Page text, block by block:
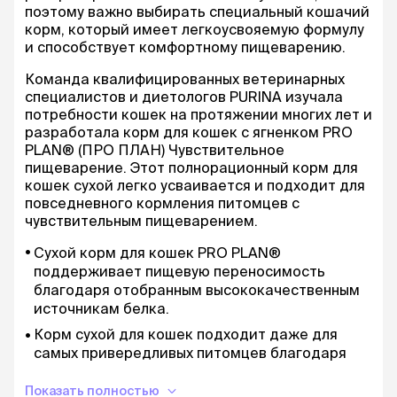
поэтому важно выбирать специальный кошачий
корм, который имеет легкоусвояемую формулу
и способствует комфортному пищеварению.
Команда квалифицированных ветеринарных
специалистов и диетологов PURINA изучала
потребности кошек на протяжении многих лет и
разработала корм для кошек с ягненком PRO
PLAN® (ПРО ПЛАН) Чувствительное
пищеварение. Этот полнорационный корм для
кошек сухой легко усваивается и подходит для
повседневного кормления питомцев с
чувствительным пищеварением.
Сухой корм для кошек PRO PLAN®
поддерживает пищевую переносимость
благодаря отобранным высококачественным
источникам белка.
Корм сухой для кошек подходит даже для
самых привередливых питомцев благодаря
привлекательностью.
Показать полностью